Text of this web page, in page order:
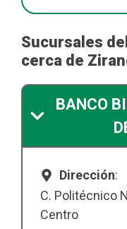
Sucursales
cerca de
BANCO
Dirección:
C. Politécnico
Centro